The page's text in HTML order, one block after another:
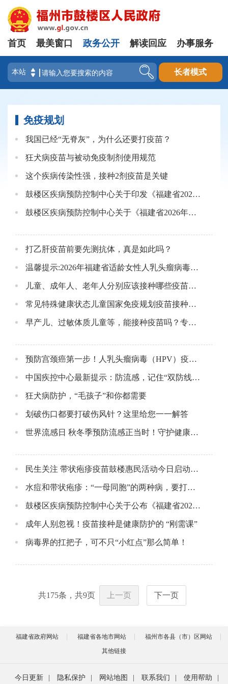
登录
首页 最美窗口 政务公开 解读回应 办事服务
长者模式
免疫规划
我国已经“无脊灰”，为什么还要打疫苗？
狂犬病疫苗与被动免疫制剂使用规范
这个疾病传染性强，接种2剂疫苗是关键
鼓楼区疾病预防控制中心关于印发《福建省2026年非免疫规划疫苗成交品种鼓楼区遴选目录》的通知
鼓楼区疾病预防控制中心关于《福建省2026年非免疫规划疫苗成交品种鼓楼区遴选目录》的公示
打乙肝疫苗前要先测抗体，真是如此吗？
温馨提示:2026年福建省适龄女性人乳头瘤病毒（HPV）疫苗接种惠民项目
儿童、成年人、老年人分别应该接种哪些疫苗？建议来了
常见特殊健康状态儿童国家免疫规划疫苗接种科普
早产儿、过敏体质儿童等，能接种疫苗吗？专家解答
预防宫颈癌第一步！人乳头瘤病毒（HPV）疫苗纳入国家免疫规划，免费为女孩筑健康屏障
中国疾控中心最新提示：防流感，记住“双防线”！
狂犬病防护，“毛孩子”和你都需要
划破伤口都要打破伤风针？这里给您一一解答
世界流感日 秋冬季预防流感正当时！守护健康，从接种疫苗开始！
民生关注 带状疱疹疫苗鼓楼惠民活动今日启动！你想知道的请看这里
水痘和带状疱疹：“一母同胞”的两种病，要打两种疫苗吗?
鼓楼区疾病预防控制中心关于公布《福建省2025年非免疫规划疫苗成交品种鼓楼区遴选目录（增补）》（第一批）的通知
成年人别忽视！疫苗接种是健康防护的 “刚需课”
病毒界的扛把子，可不只“小红点”那么简单！
共175条，共9页 上一页 下一页
福建省政府网站 福建省各地市网站
福州市各县（市）区网站
其他链接
今日更新 隐私保护 网站地图 联系我们 使用帮助